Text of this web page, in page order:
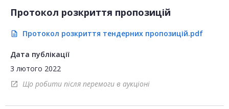
Протокол розкриття пропозицій
description Протокол розкриття тендерних пропозицій.pdf
Дата публікації
3 лютого 2022
open_in_new Що робити після перемоги в аукціоні